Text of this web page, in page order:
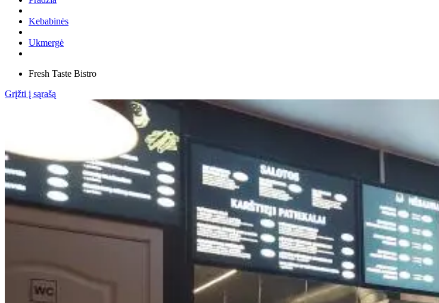
Kebabinės
Ukmergė
Fresh Taste Bistro
Grįžti į sąrašą